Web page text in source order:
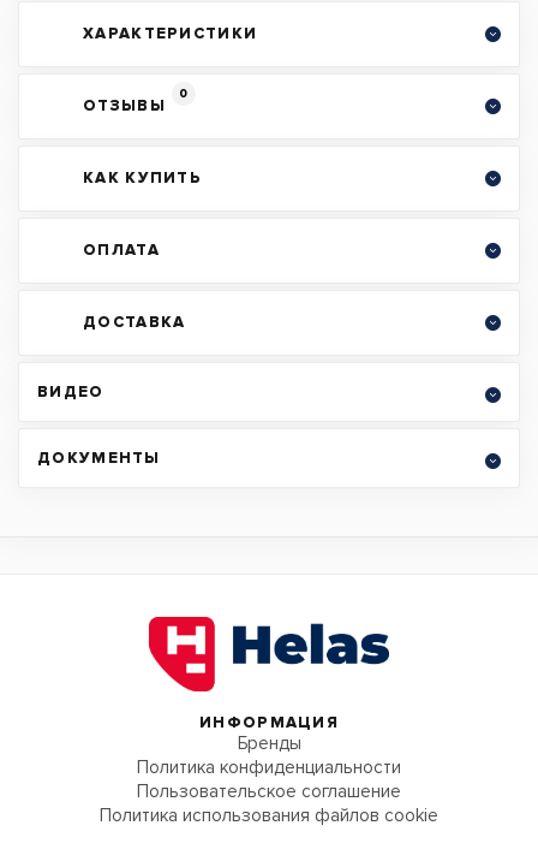
ХАРАКТЕРИСТИКИ
ОТЗЫВЫ
0
КАК КУПИТЬ
ОПЛАТА
ДОСТАВКА
ВИДЕО
ДОКУМЕНТЫ
ИНФОРМАЦИЯ
Бренды
Политика конфиденциальности
Пользовательское соглашение
Политика использования файлов cookie